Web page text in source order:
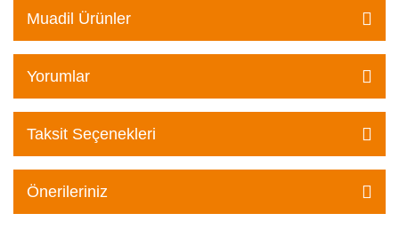
Muadil Ürünler
Yorumlar
Taksit Seçenekleri
Önerileriniz